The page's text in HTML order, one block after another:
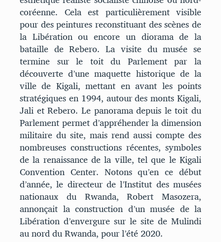
coréenne. Cela est particulièrement visible
pour des peintures reconstituant des scènes de
la Libération ou encore un diorama de la
bataille de Rebero. La visite du musée se
termine sur le toit du Parlement par la
découverte d’une maquette historique de la
ville de Kigali, mettant en avant les points
stratégiques en 1994, autour des monts Kigali,
Jali et Rebero. Le panorama depuis le toit du
Parlement permet d’appréhender la dimension
militaire du site, mais rend aussi compte des
nombreuses constructions récentes, symboles
de la renaissance de la ville, tel que le Kigali
Convention Center. Notons qu’en ce début
d’année, le directeur de l’Institut des musées
nationaux du Rwanda, Robert Masozera,
annonçait la construction d’un musée de la
Libération d’envergure sur le site de Mulindi
au nord du Rwanda, pour l’été 2020.